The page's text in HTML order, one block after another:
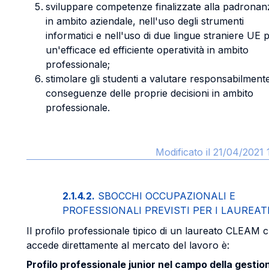
sviluppare competenze finalizzate alla
in ambito aziendale, nell'uso degli strumenti
informatici e nell'uso di due lingue straniere UE
un'efficace ed efficiente operatività in ambito
professionale;
stimolare gli studenti a valutare
conseguenze delle proprie decisioni in ambito
professionale.
Modificato il 21/04/2021
2.1.4.2. SBOCCHI OCCUPAZIONALI E
PROFESSIONALI PREVISTI PER I
Il profilo professionale tipico di un laureato CLEAM
accede direttamente al mercato del lavoro è:
Profilo professionale junior nel campo della